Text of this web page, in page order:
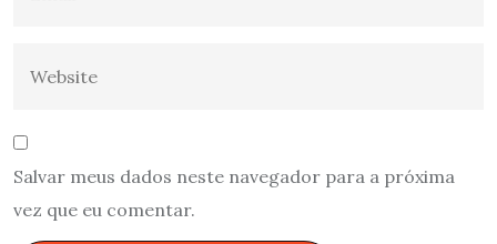
Salvar meus dados neste navegador para a próxima
vez que eu comentar.